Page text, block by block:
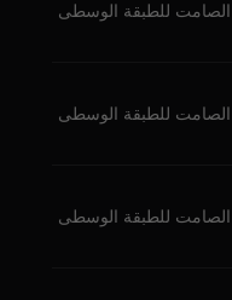
الصامت للطبقة الوسطى
الصامت للطبقة الوسطى
الصامت للطبقة الوسطى